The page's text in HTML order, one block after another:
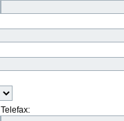
Telefax: